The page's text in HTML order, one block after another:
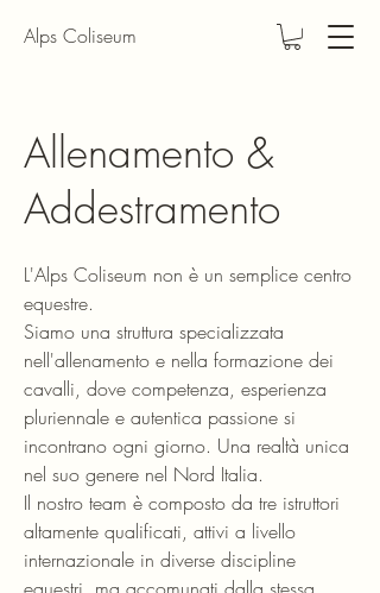
Alps Coliseum
Allenamento &
Addestramento
L'Alps Coliseum non è un semplice centro
equestre.
Siamo una struttura specializzata
nell'allenamento e nella formazione dei
cavalli, dove competenza, esperienza
pluriennale e autentica passione si
incontrano ogni giorno. Una realtà unica
nel suo genere nel Nord Italia.
Il nostro team è composto da tre istruttori
altamente qualificati, attivi a livello
internazionale in diverse discipline